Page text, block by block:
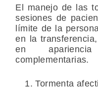
El manejo de las
sesiones de
límite de la
en la
en
complementarias.
Tormenta